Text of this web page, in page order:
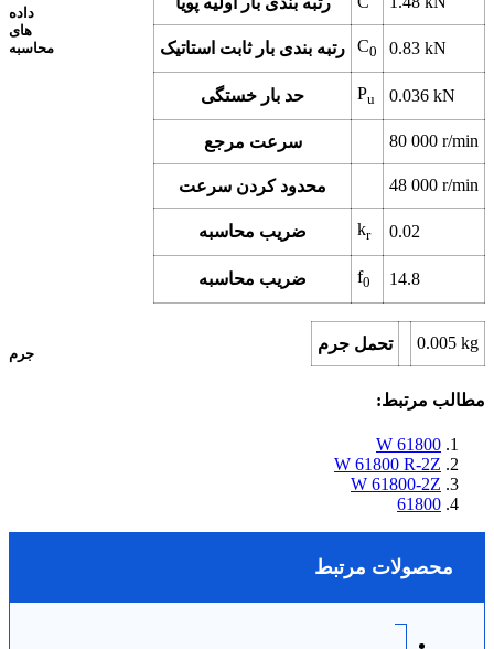
داده
های
محاسبه
رتبه بندی بار ثابت استاتیک C0 0.83 kN
حد بار خستگی Pu 0.036 kN
سرعت مرجع 80 000 r/min
محدود کردن سرعت 48 000 r/min
ضریب محاسبه kr 0.02
ضریب محاسبه f0 14.8
جرم
تحمل جرم 0.005 kg
مطالب مرتبط:
W 61800
W 61800 R-2Z
W 61800-2Z
61800
محصولات مرتبط